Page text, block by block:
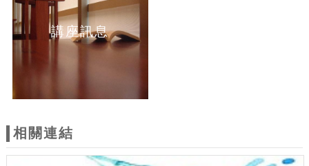
講座訊息
相關連結